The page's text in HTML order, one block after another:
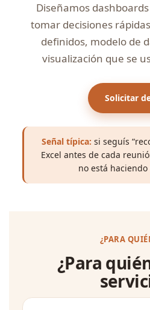
Diseñamos
tomar decisiones
definidos, modelo de
visualización que se
Solicitar
Señal típica: si seguís
Excel antes de cada
no está
¿PARA
¿Para